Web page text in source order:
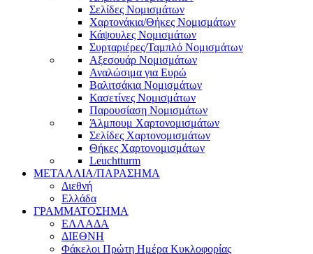
Σελίδες Νομισμάτων
Χαρτονάκια/Θήκες Νομισμάτων
Κάψουλες Νομισμάτων
Συρταριέρες/Ταμπλό Νομισμάτων
Αξεσουάρ Νομισμάτων
Αναλώσιμα για Ευρώ
Βαλιτσάκια Νομισμάτων
Κασετίνες Νομισμάτων
Παρουσίαση Νομισμάτων
Άλμπουμ Χαρτονομισμάτων
Σελίδες Χαρτονομισμάτων
Θήκες Χαρτονομισμάτων
Leuchtturm
ΜΕΤΑΛΛΙΑ/ΠΑΡΑΣΗΜΑ
Διεθνή
Ελλάδα
ΓΡΑΜΜΑΤΟΣΗΜΑ
ΕΛΛΑΔΑ
ΔΙΕΘΝΗ
Φάκελοι Πρώτη Ημέρα Κυκλοφορίας